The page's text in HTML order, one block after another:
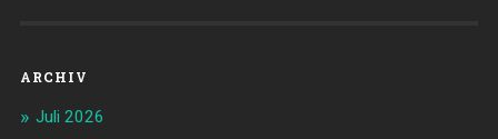
ARCHIV
Juli 2026